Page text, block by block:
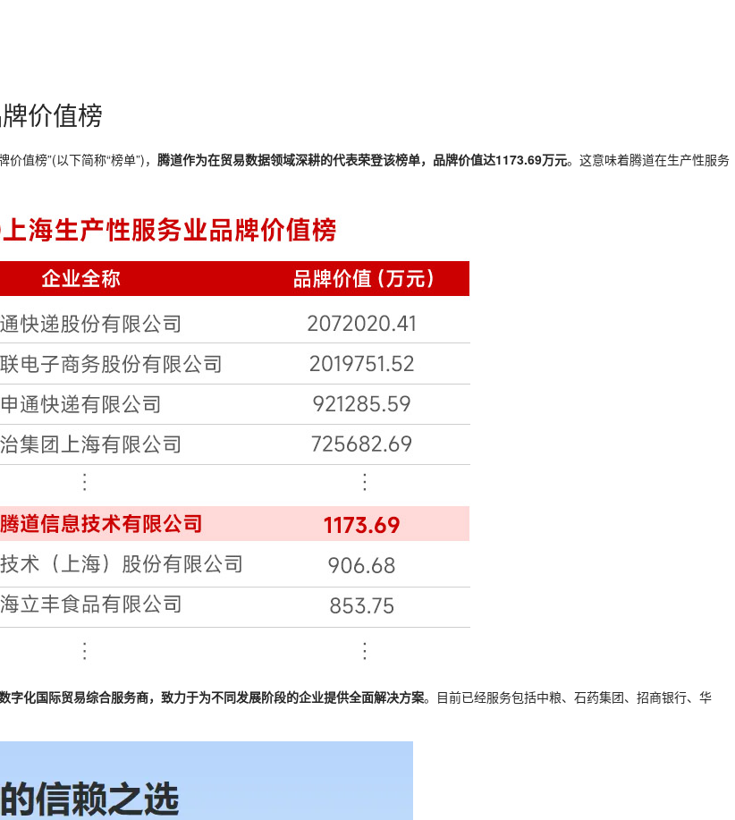
价值榜
值榜”(以下简称“榜单”)， 腾道作为在贸易数据领域深耕的代表荣登该榜单，品牌价值达1173.69万元。这意味着腾道在生产性服务
字化国际贸易综合服务商，致力于为不同发展阶段的企业提供全面解决方案。目前已经服务包括中粮、石药集团、招商银行、华